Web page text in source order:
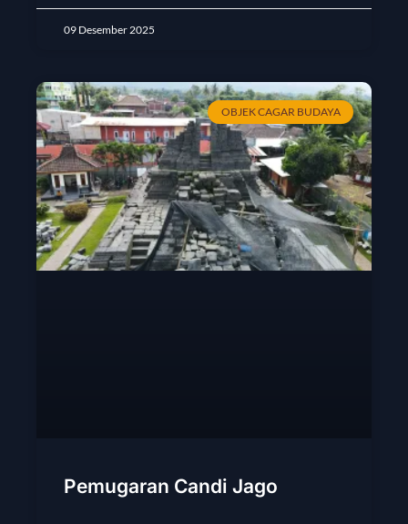
09 Desember 2025
OBJEK CAGAR BUDAYA
Pemugaran Candi Jago